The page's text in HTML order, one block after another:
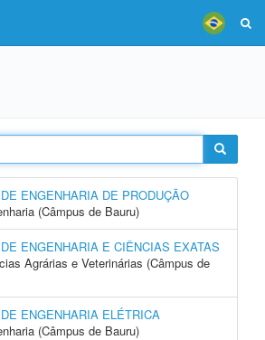
ENGENHARIA DE PRODUÇÃO
(Câmpus de Bauru)
ENGENHARIA E CIÊNCIAS EXATAS
Agrárias e Veterinárias (Câmpus de
ENGENHARIA ELÉTRICA
(Câmpus de Bauru)